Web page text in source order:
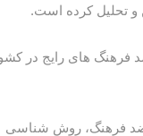
و تحلیل کرده است.
فرهنگ های رایج در
ضد فرهنگ، روش شناسی